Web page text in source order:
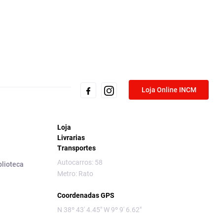
Loja Online INCM
Loja
Livrarias
Transportes
Autocarros: 58
Metro: Rato
Coordenadas GPS
N 38º 43' 4.45" W 9º 9' 6.62"